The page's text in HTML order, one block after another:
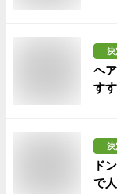
決
ヘ
す
決
ド
で